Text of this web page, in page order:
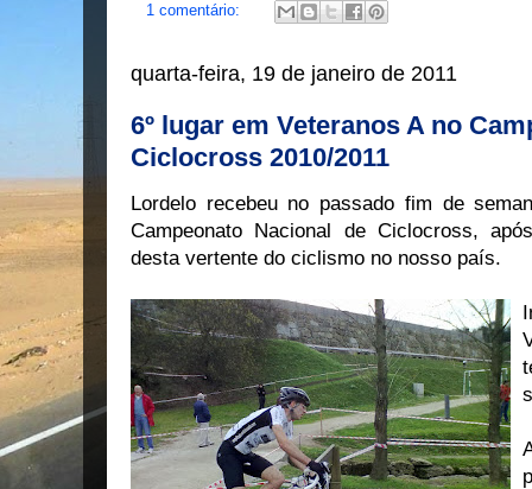
1 comentário:
quarta-feira, 19 de janeiro de 2011
6º lugar em Veteranos A no
Ciclocross 2010/2011
Lordelo recebeu no passado fim de
Campeonato Nacional de Ciclocross,
desta vertente do ciclismo no nosso país.